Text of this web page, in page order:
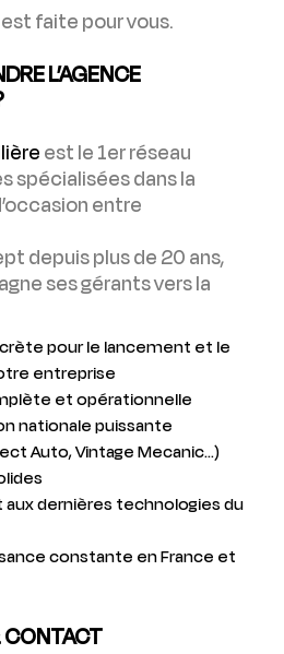
faite pour vous.
L’AGENCE
est le 1er réseau
spécialisées dans la
entre
depuis plus de 20 ans,
ses gérants vers la
pour le lancement et le
entreprise
et opérationnelle
nationale puissante
Auto, Vintage Mecanic…)
aux dernières technologies du
constante en France et